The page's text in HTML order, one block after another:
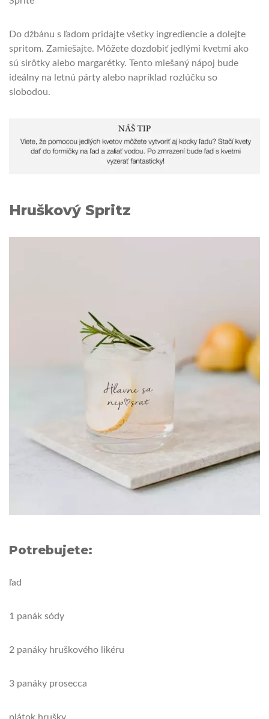
Do džbánu s ľadom pridajte všetky ingrediencie a dolejte
spritom. Zamiešajte. Môžete dozdobiť jedlými kvetmi ako
sú sirôtky alebo margarétky. Tento miešaný nápoj bude
ideálny na letnú párty alebo napríklad rozlúčku so
slobodou.
Hruškový Spritz
Potrebujete:
ľad
1 panák sódy
2 panáky hruškového likéru
3 panáky prosecca